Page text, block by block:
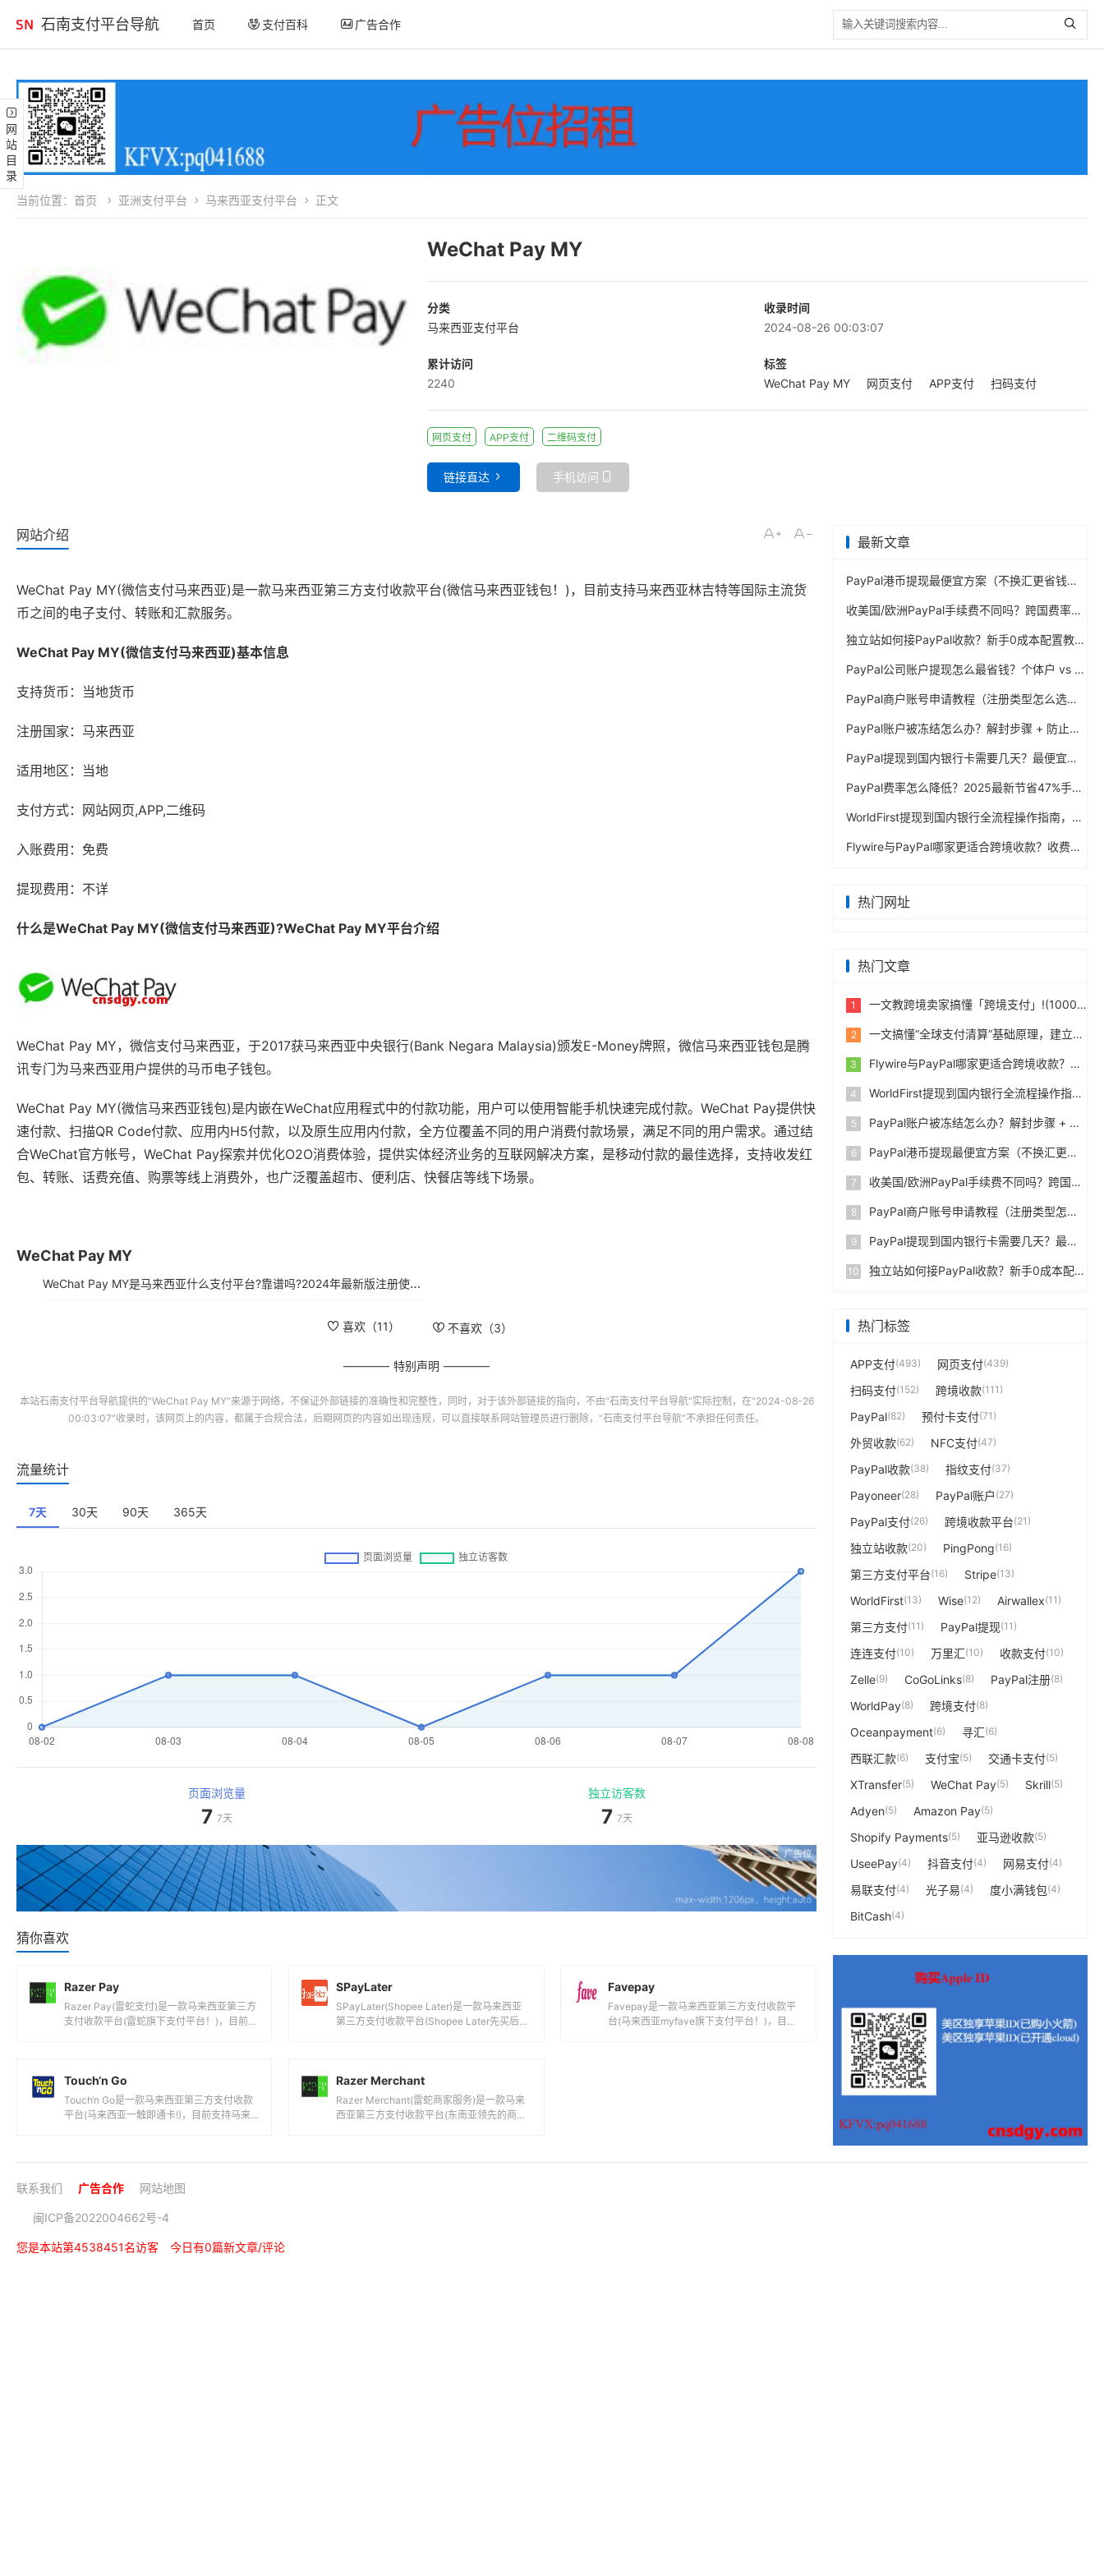
石南支付平台导航 首页 支付百科 广告合作
网站目录
当前位置： 首页 亚洲支付平台 马来西亚支付平台 正文
WeChat Pay MY
分类
马来西亚支付平台
收录时间
2024-08-26 00:03:07
累计访问
2240
标签
WeChat Pay MY
网页支付 APP支付 扫码支付
网页支付 APP支付 二维码支付
链接直达 手机访问
网站介绍
WeChat Pay MY(微信支付马来西亚)是一款马来西亚第三方支付收款平台(微信马来西亚钱包！)，目前支持马来西亚林吉特等国际主流货
币之间的电子支付、转账和汇款服务。
WeChat Pay MY(微信支付马来西亚)基本信息
支持货币：当地货币
注册国家：马来西亚
适用地区：当地
支付方式：网站网页,APP,二维码
入账费用：免费
提现费用：不详
什么是WeChat Pay MY(微信支付马来西亚)?WeChat Pay MY平台介绍
WeChat Pay MY，微信支付马来西亚，于2017获马来西亚中央银行(Bank Negara Malaysia)颁发E-Money牌照，微信马来西亚钱包是腾
讯专门为马来西亚用户提供的马币电子钱包。
WeChat Pay MY(微信马来西亚钱包)是内嵌在WeChat应用程式中的付款功能，用户可以使用智能手机快速完成付款。WeChat Pay提供快
速付款、扫描QR Code付款、应用内H5付款，以及原生应用内付款，全方位覆盖不同的用户消费付款场景，满足不同的用户需求。通过结
合WeChat官方帐号，WeChat Pay探索并优化O2O消费体验，提供实体经济业务的互联网解决方案，是移动付款的最佳选择，支持收发红
包、转账、话费充值、购票等线上消费外，也广泛覆盖超市、便利店、快餐店等线下场景。
WeChat Pay MY
WeChat Pay MY是马来西亚什么支付平台?靠谱吗?2024年最新版注册使用指南
喜欢（11） 不喜欢（3）
特别声明
本站石南支付平台导航提供的“WeChat Pay MY”来源于网络，不保证外部链接的准确性和完整性，同时，对于该外部链接的指向，不由“石南支付平台导航”实际控制，在“2024-08-26
00:03:07”收录时，该网页上的内容，都属于合规合法，后期网页的内容如出现违规，可以直接联系网站管理员进行删除，“石南支付平台导航”不承担任何责任。
流量统计
7天 30天 90天 365天
页面浏览量
7 7天
独立访客数
7 7天
猜你喜欢
Razer Pay
Razer Pay(雷蛇支付)是一款马来西亚第三方
支付收款平台(雷蛇旗下支付平台！)，目前支
SPayLater
SPayLater(Shopee Later)是一款马来西亚
第三方支付收款平台(Shopee Later先买后付
Favepay
Favepay是一款马来西亚第三方支付收款平
台(马来西亚myfave旗下支付平台！)，目前
Touch‘n Go
Touch‘n Go是一款马来西亚第三方支付收款
平台(马来西亚一触即通卡!)，目前支持马来
Razer Merchant
Razer Merchant(雷蛇商家服务)是一款马来
西亚第三方支付收款平台(东南亚领先的商家
最新文章
PayPal港币提现最便宜方案（不换汇更省钱）
收美国/欧洲PayPal手续费不同吗？跨国费率表曝光
独立站如何接PayPal收款？新手0成本配置教程
PayPal公司账户提现怎么最省钱？个体户 vs 公司对比
PayPal商户账号申请教程（注册类型怎么选？避坑指南）
PayPal账户被冻结怎么办？解封步骤 + 防止再次限制指南
PayPal提现到国内银行卡需要几天？最便宜的方法公布
PayPal费率怎么降低？2025最新节省47%手续费方案
WorldFirst提现到国内银行全流程操作指南，卖家必读完整攻略
Flywire与PayPal哪家更适合跨境收款？收费到账体验全面评测
热门网址
热门文章
1 一文教跨境卖家搞懂「跨境支付」!(10000字)
2 一文搞懂“全球支付清算”基础原理，建立跨境支付底层认知
3 Flywire与PayPal哪家更适合跨境收款？收费到账体验全面评测
4 WorldFirst提现到国内银行全流程操作指南，卖家必读完整攻略
5 PayPal账户被冻结怎么办？解封步骤 + 防止再次限制指南
6 PayPal港币提现最便宜方案（不换汇更省钱）
7 收美国/欧洲PayPal手续费不同吗？跨国费率表曝光
8 PayPal商户账号申请教程（注册类型怎么选？避坑指南）
9 PayPal提现到国内银行卡需要几天？最便宜的方法公布
10 独立站如何接PayPal收款？新手0成本配置教程
热门标签
APP支付(493) 网页支付(439)
扫码支付(152) 跨境收款(111)
PayPal(82) 预付卡支付(71)
外贸收款(62) NFC支付(47)
PayPal收款(38) 指纹支付(37)
Payoneer(28) PayPal账户 (27)
PayPal支付(26) 跨境收款平台(21)
独立站收款(20) PingPong(16)
第三方支付平台(16) Stripe(13)
WorldFirst(13) Wise(12) Airwallex(11)
第三方支付(11) PayPal提现(11)
连连支付(10) 万里汇(10) 收款支付(10)
Zelle(9) CoGoLinks(8) PayPal注册(8)
WorldPay(8) 跨境支付(8)
Oceanpayment(6) 寻汇(6)
西联汇款(6) 支付宝(5) 交通卡支付(5)
XTransfer(5) WeChat Pay(5) Skrill(5)
Adyen(5) Amazon Pay(5)
Shopify Payments(5) 亚马逊收款(5)
UseePay(4) 抖音支付(4) 网易支付(4)
易联支付(4) 光子易(4) 度小满钱包(4)
BitCash(4)
联系我们 广告合作 网站地图
闽ICP备2022004662号-4
您是本站第4538451名访客 今日有0篇新文章/评论